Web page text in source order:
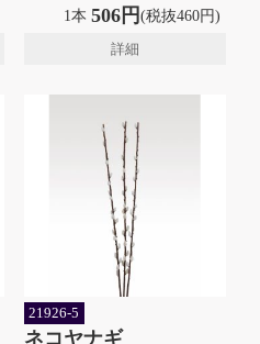
1本 506円(税抜460円)
詳細
21926-5
ネコヤナギ